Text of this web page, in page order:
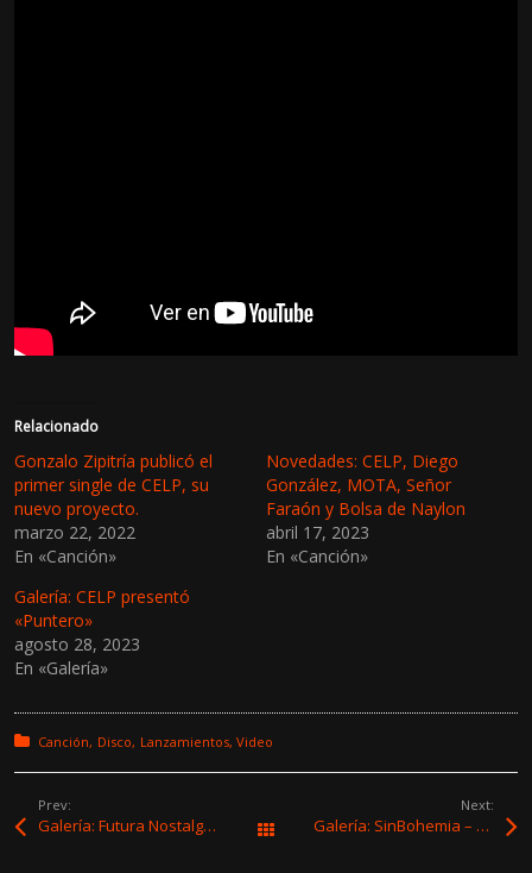
Relacionado
Gonzalo Zipitría publicó el
primer single de CELP, su
nuevo proyecto.
marzo 22, 2022
En «Canción»
Novedades: CELP, Diego
González, MOTA, Señor
Faraón y Bolsa de Naylon
abril 17, 2023
En «Canción»
Galería: CELP presentó
«Puntero»
agosto 28, 2023
En «Galería»
Posted in:
Canción Disco Lanzamientos Video
Prev:
Galería: Futura Nostalgia – La Trastienda MVD Todas las entradas
Next:
Galería: SinBohemia – La Trastienda MVD